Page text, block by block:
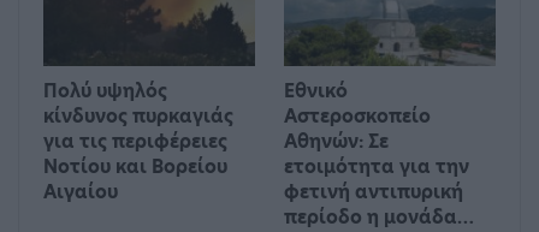
Πολύ υψηλός
κίνδυνος πυρκαγιάς
για τις περιφέρειες
Νοτίου και Βορείου
Αιγαίου
Εθνικό
Αστεροσκοπείο
Αθηνών: Σε
ετοιμότητα για την
φετινή αντιπυρική
περίοδο η μονάδα…